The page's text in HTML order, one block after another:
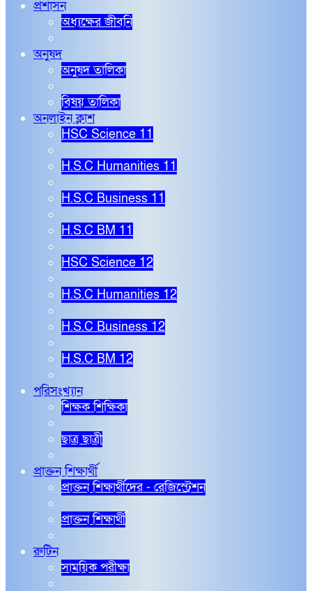
প্রশাসন
অধ্যক্ষের জীবনি
অনুষদ
অনুষদ তালিকা
বিষয় তালিকা
অনলাইন ক্লাশ
HSC Science 11
H.S.C Humanities 11
H.S.C Business 11
H.S.C BM 11
HSC Science 12
H.S.C Humanities 12
H.S.C Business 12
H.S.C BM 12
পরিসংখ্যান
শিক্ষক শিক্ষিকা
ছাত্র ছাত্রী
প্রাক্তন শিক্ষার্থী
প্রাক্তন শিক্ষার্থীদের - রেজিস্ট্রেশন
প্রাক্তন শিক্ষার্থী
রুটিন
সাময়িক পরীক্ষা